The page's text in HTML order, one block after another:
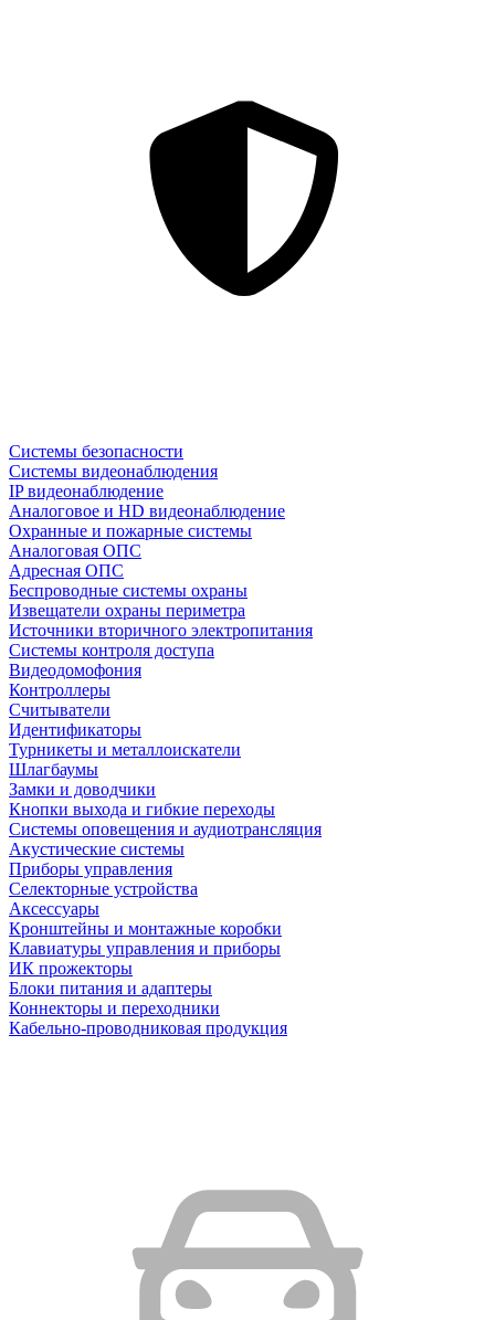
Системы безопасности
Системы видеонаблюдения
IP видеонаблюдение
Аналоговое и HD видеонаблюдение
Охранные и пожарные системы
Аналоговая ОПС
Адресная ОПС
Беспроводные системы охраны
Извещатели охраны периметра
Источники вторичного электропитания
Системы контроля доступа
Видеодомофония
Контроллеры
Считыватели
Идентификаторы
Турникеты и металлоискатели
Шлагбаумы
Замки и доводчики
Кнопки выхода и гибкие переходы
Системы оповещения и аудиотрансляция
Акустические системы
Приборы управления
Селекторные устройства
Аксессуары
Кронштейны и монтажные коробки
Клавиатуры управления и приборы
ИК прожекторы
Блоки питания и адаптеры
Коннекторы и переходники
Кабельно-проводниковая продукция